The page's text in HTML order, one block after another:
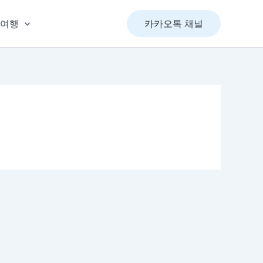
행 카카오톡 채널